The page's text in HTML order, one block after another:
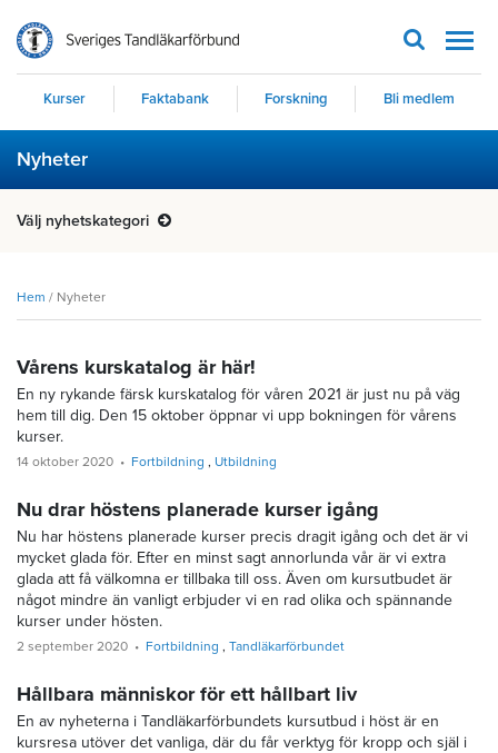
Kurser Faktabank Forskning Bli medlem
Nyheter
Välj nyhetskategori
Hem / Nyheter
Vårens kurskatalog är här!
En ny rykande färsk kurskatalog för våren 2021 är just nu på väg
hem till dig. Den 15 oktober öppnar vi upp bokningen för vårens
kurser.
14 oktober 2020 Fortbildning Utbildning
Nu drar höstens planerade kurser igång
Nu har höstens planerade kurser precis dragit igång och det är vi
mycket glada för. Efter en minst sagt annorlunda vår är vi extra
glada att få välkomna er tillbaka till oss. Även om kursutbudet är
något mindre än vanligt erbjuder vi en rad olika och spännande
kurser under hösten.
2 september 2020 Fortbildning Tandläkarförbundet
Hållbara människor för ett hållbart liv
En av nyheterna i Tandläkarförbundets kursutbud i höst är en
kursresa utöver det vanliga, där du får verktyg för kropp och själ i